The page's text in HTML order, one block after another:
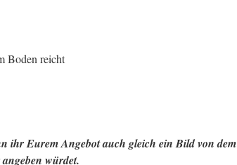
Boden reicht
ihr Eurem Angebot auch gleich ein Bild von dem
würdet.